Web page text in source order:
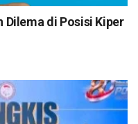
Dilema di Posisi Kiper